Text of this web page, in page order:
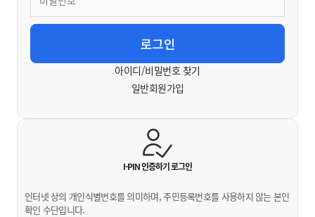
아이디/비밀번호 찾기
일반회원가입
I-PIN 인증하기로그인
인터넷 상의 개인식별번호를 의미하며, 주민등록번호를 사용하지 않는 본인
확인 수단입니다.